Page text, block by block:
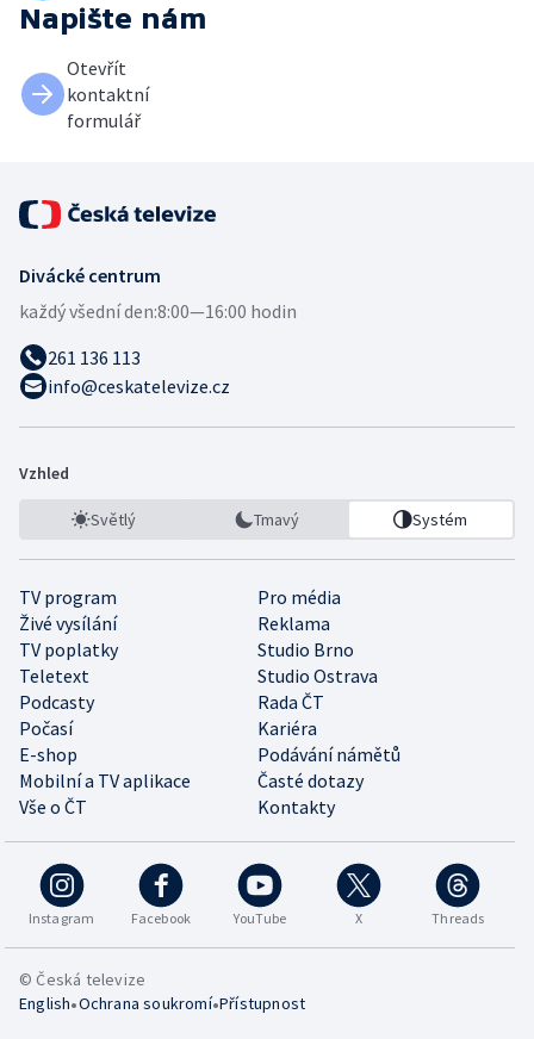
Napište nám
Otevřít
kontaktní
formulář
Divácké centrum
každý všední den:8:00—16:00 hodin
261 136 113
info@ceskatelevize.cz
Vzhled
Světlý Tmavý Systém
TV program
Pro média
Živé vysílání
Reklama
TV poplatky
Studio Brno
Teletext
Studio Ostrava
Podcasty
Rada ČT
Počasí
Kariéra
E-shop
Podávání námětů
Mobilní a TV aplikace
Časté dotazy
Vše o ČT
Kontakty
Instagram Facebook YouTube X Threads
© Česká televize
English•Ochrana soukromí•Přístupnost